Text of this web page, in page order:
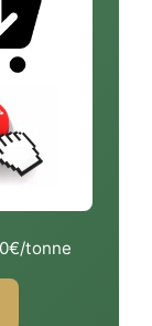
tonne